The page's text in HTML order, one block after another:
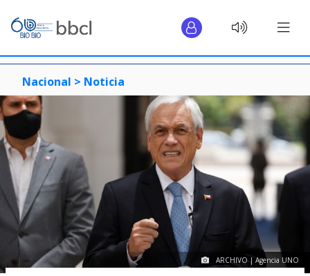
Nacional > Noticia
ARCHIVO | Agencia UNO